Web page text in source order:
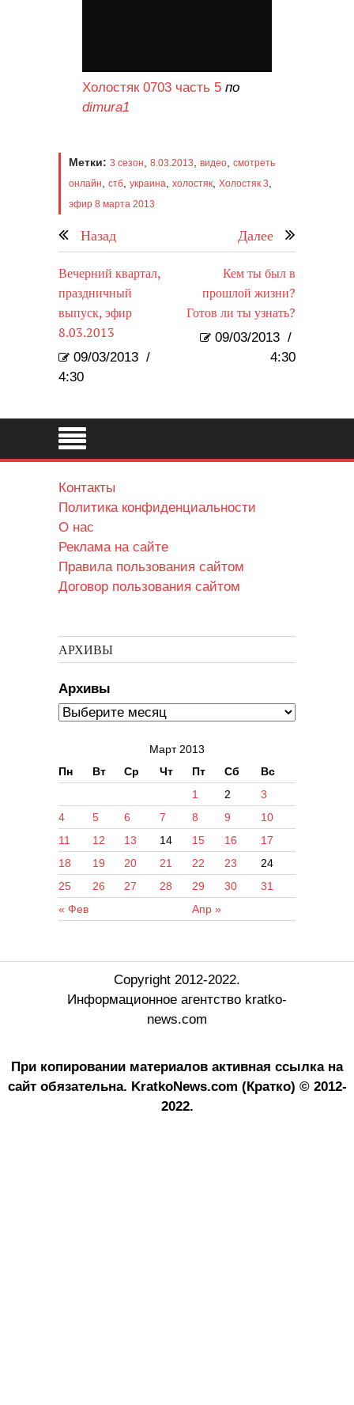
Холостяк 0703 часть 5 по
dimura1
Метки: 3 сезон, 8.03.2013, видео, смотреть
онлайн, стб, украина, холостяк, Холостяк 3,
эфир 8 марта 2013
Назад Далее
Вечерний квартал,
праздничный
выпуск, эфир
8.03.2013
09/03/2013 /
4:30
Кем ты был в
прошлой жизни?
Готов ли ты узнать?
09/03/2013 /
4:30
Контакты
Политика конфиденциальности
О нас
Реклама на сайте
Правила пользования сайтом
Договор пользования сайтом
АРХИВЫ
Архивы
Март 2013
Пн
Вт Ср Чт Пт Сб Вс
« Фев Апр »
1 2
3
4
5 6 7 8 9
10
11
12 13 14 15 16
17
18
19 20 21 22 23
24
25
26 27 28 29 30 31
Copyright 2012-2022.
Информационное агентство kratko-
news.com
При копировании материалов активная ссылка на
сайт обязательна. KratkoNews.com (Кратко) © 2012-
2022.